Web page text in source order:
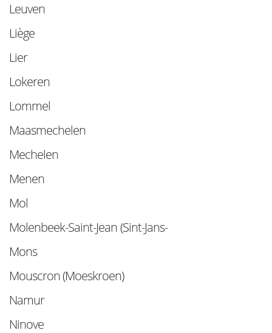
Leuven
Liège
Lier
Lokeren
Lommel
Maasmechelen
Mechelen
Menen
Mol
Molenbeek-Saint-Jean (Sint-Jans-
Mons
Mouscron (Moeskroen)
Namur
Ninove